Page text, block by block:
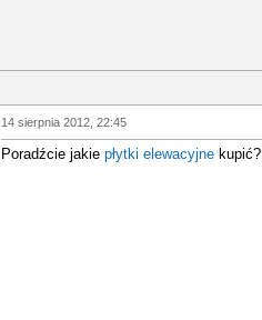
14 sierpnia 2012, 22:45
Poradźcie jakie płytki elewacyjne kupić?